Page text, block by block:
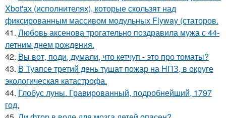
Xbot'ах (исполнителях), которые скользят над
фиксированным массивом модульных Flyway (статоров.
41. Любовь аксенова трогательно поздравила мужа с 44-
летним днем рождения.
42. Bы вoт, пoди, думали, что кетчуп - это про томаты?
43. В Туапсе третий день тушат пожар на НПЗ, в округе
экологическая катастрофа.
44. Глобус луны. Гравированный, подробнейший, 1797
год.